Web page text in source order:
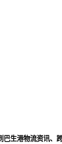
生港物流资讯、